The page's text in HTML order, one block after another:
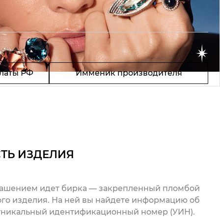
РФ Имменик производителя
ИЗДЕЛИЯ
идет бирка — закрепленный пломбой
изделия. На ней вы найдете информацию об
идентификационный номер (УИН).